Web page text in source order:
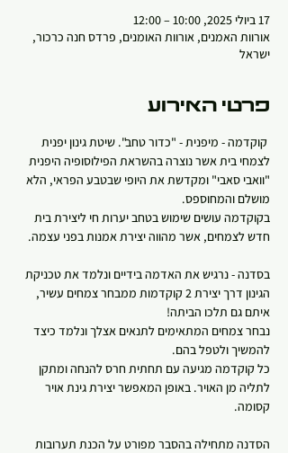
17 ביולי 2025, 10:00 – 12:00
אורוות האמנים, אורוות האומנים, פרדס חנה כרכור,
ישראל
פרטי האירוע
קוקדמה - מיפנית - "כדור טחב". שיטת גינון יפנית
לצמחי בית אשר נוצרה בהשראת הפילוסופיה היפנית
"וואבי סאבי" ומקדשת את היופי שבטבע הפראי, הלא
מושלם והמחוספס.
בקוקדמה עושים שימוש בטחב יערות חי ליצירת בית
חדש לצמחים, אשר מהווה יצירת אמנות בפני עצמה.
בסדנה - נרגיש את האדמה בידיים ונלמד את טכניקת
הגינון דרך יצירת 2 קוקדמות ממבחר צמחים עשיר,
איתם גם תלכו הביתה!
נבחר צמחים המתאימים לתנאים אצלך ונלמד כיצד
להמשיך ולטפל בהם.
כל קוקדמה מגיעה עם תחתית חרס להנחה ומתקן
לתליה מן האויר. באופן המאפשר יצירת גינת אויר
קסומה.
הסדנה מתחילה בהסבר מפורט על הכנת תערובות